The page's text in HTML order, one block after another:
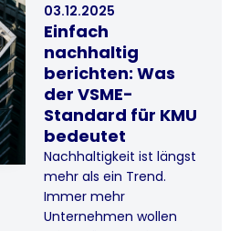
03.12.2025
Einfach
nachhaltig
berichten: Was
der VSME-
Standard für KMU
bedeutet
Nachhaltigkeit ist längst
mehr als ein Trend.
Immer mehr
Unternehmen wollen